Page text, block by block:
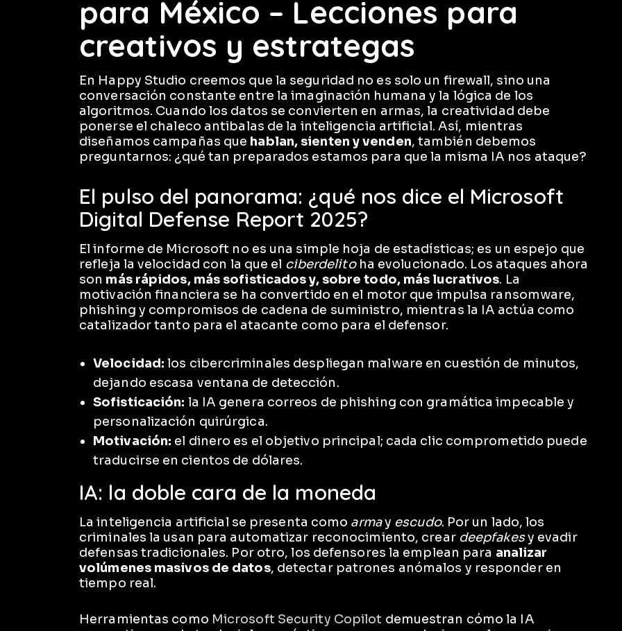
para México – Lecciones para
creativos y estrategas
En Happy Studio creemos que la seguridad no es solo un firewall, sino una
conversación constante entre la imaginación humana y la lógica de los
algoritmos. Cuando los datos se convierten en armas, la creatividad debe
ponerse el chaleco antibalas de la inteligencia artificial. Así, mientras
diseñamos campañas que hablan, sienten y venden, también debemos
preguntarnos: ¿qué tan preparados estamos para que la misma IA nos ataque?
El pulso del panorama: ¿qué nos dice el Microsoft
Digital Defense Report 2025?
El informe de Microsoft no es una simple hoja de estadísticas; es un espejo que
refleja la velocidad con la que el ciberdelitoha evolucionado. Los ataques ahora
son más rápidos, más sofisticados y, sobre todo, más lucrativos. La
motivación financiera se ha convertido en el motor que impulsa ransomware,
phishing y compromisos de cadena de suministro, mientras la IA actúa como
catalizador tanto para el atacante como para el defensor.
Velocidad: los cibercriminales despliegan malware en cuestión de minutos,
dejando escasa ventana de detección.
Sofisticación: la IA genera correos de phishing con gramática impecable y
personalización quirúrgica.
Motivación: el dinero es el objetivo principal; cada clic comprometido puede
traducirse en cientos de dólares.
IA: la doble cara de la moneda
La inteligencia artificial se presenta como armay escudo. Por un lado, los
criminales la usan para automatizar reconocimiento, crear deepfakesy evadir
defensas tradicionales. Por otro, los defensores la emplean para analizar
volúmenes masivos de datos, detectar patrones anómalos y responder en
tiempo real.
Herramientas como Microsoft Security Copilot demuestran cómo la IA